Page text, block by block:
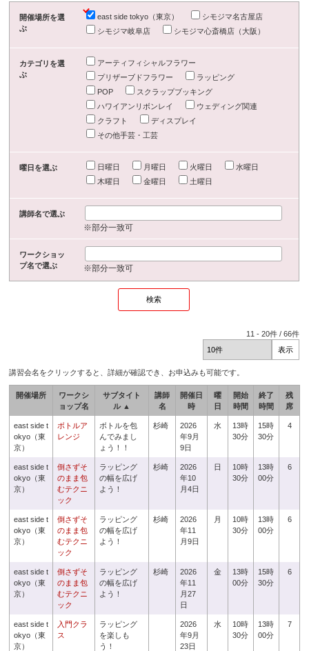
開催場所を選
ぶ
east side tokyo（東京）
シモジマ名古屋店
シモジマ岐阜店
シモジマ心斎橋店（大阪）
カテゴリを選
ぶ
アーティフィシャルフラワー
プリザーブドフラワー
ラッピング
POP
スクラップブッキング
ハワイアンリボンレイ
ウェディング関連
クラフト
ディスプレイ
その他手芸・工芸
曜日を選ぶ 日曜日 月曜日 火曜日
水曜日
木曜日
金曜日 土曜日
講師名で選ぶ
※部分一致可
ワークショッ
プ名で選ぶ
※部分一致可
11 -20件 /66件
講習会名をクリックすると、詳細が確認でき、お申込みも可能です。
開催場所
ワークシ
ョップ名
サブタイト
ル ▲
講師
名
開催日
時
曜
日
開始
時間
終了
時間
残
席
east side t
okyo（東
京）
ボトルア
レンジ
ボトルを包
んでみまし
ょう！！
杉崎
2026
年9月
9日
水
13時
30分
15時
30分
4
east side t
okyo（東
京）
倒さずそ
のまま包
むテクニ
ック
ラッピング
の幅を広げ
よう！
杉崎
2026
年10
月4日
日
10時
30分
13時
00分
6
east side t
okyo（東
京）
倒さずそ
のまま包
むテクニ
ック
ラッピング
の幅を広げ
よう！
杉崎
2026
年11
月9日
月
10時
30分
13時
00分
6
east side t
okyo（東
京）
倒さずそ
のまま包
むテクニ
ック
ラッピング
の幅を広げ
よう！
杉崎
2026
年11
月27
日
金
13時
00分
15時
30分
6
east side t
okyo（東
京）
入門クラ
ス
ラッピング
を楽しも
う！
2026
年9月
23日
水
10時
30分
13時
00分
7